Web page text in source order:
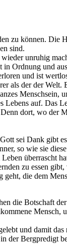
zu können. Die
sind.
unruhig
Ordnung und
und ist
als der der Welt.
Menschsein,
auf. Das
dort, wo der
sei Dank gibt
so wie sie
überrascht
zu essen
die dem
die Botschaft
und damit
Bergpredigt